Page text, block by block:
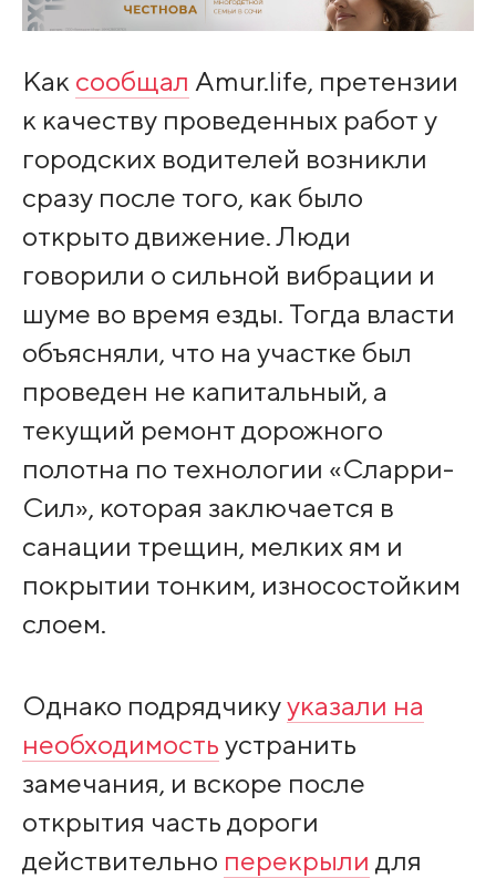
Как сообщал Amur.life, претензии
к качеству проведенных работ у
городских водителей возникли
сразу после того, как было
открыто движение. Люди
говорили о сильной вибрации и
шуме во время езды. Тогда власти
объясняли, что на участке был
проведен не капитальный, а
текущий ремонт дорожного
полотна по технологии «Сларри-
Сил», которая заключается в
санации трещин, мелких ям и
покрытии тонким, износостойким
слоем.
Однако подрядчикууказали на
необходимость устранить
замечания, и вскоре после
открытия часть дороги
действительно перекрыли для